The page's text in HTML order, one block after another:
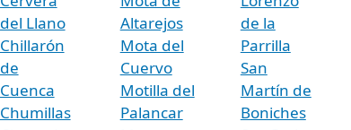
del Llano
Chillarón
de
Cuenca
Chumillas
Altarejos
Mota del
Cuervo
Motilla del
Palancar
de la
Parrilla
San
Martín de
Boniches